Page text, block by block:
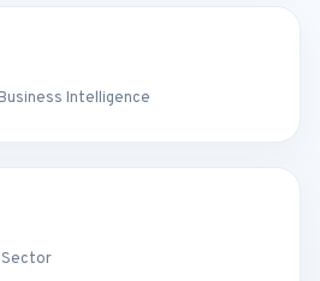
Intelligence
Sector